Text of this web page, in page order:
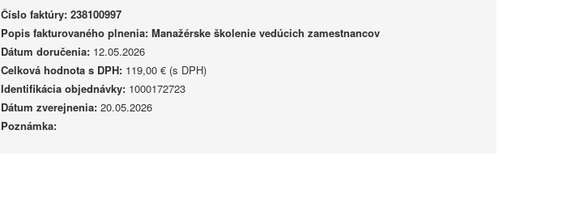
Číslo faktúry: 238100997
Popis fakturovaného plnenia: Manažérske školenie vedúcich zamestnancov
Dátum doručenia:12.05.2026
Celková hodnota s DPH:119,00 € (s DPH)
Identifikácia objednávky:1000172723
Dátum zverejnenia:20.05.2026
Poznámka: